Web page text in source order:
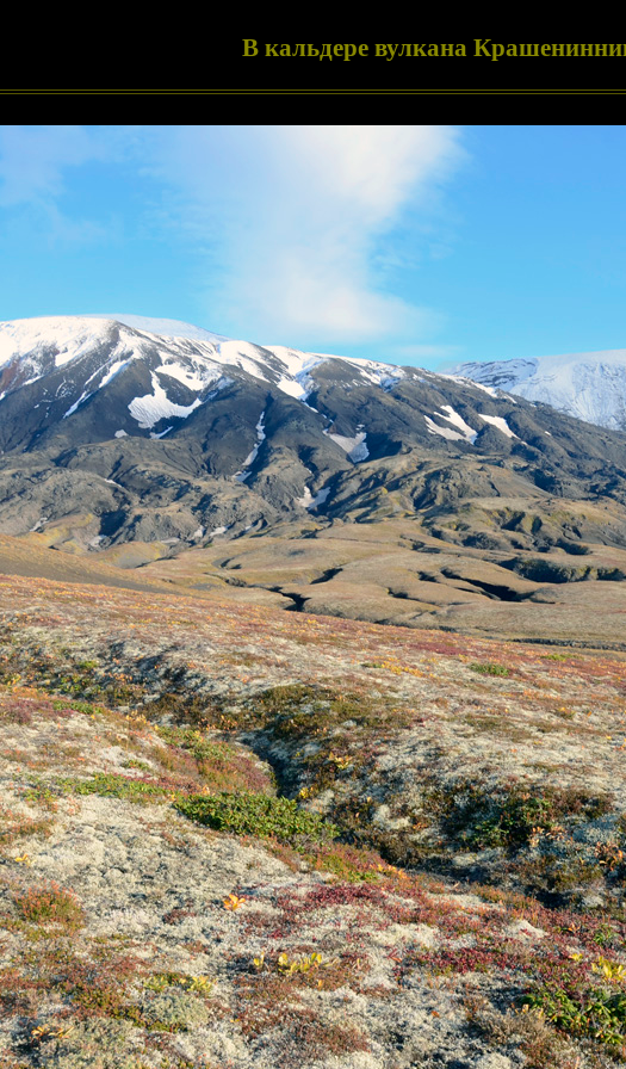
В кальдере вулкана